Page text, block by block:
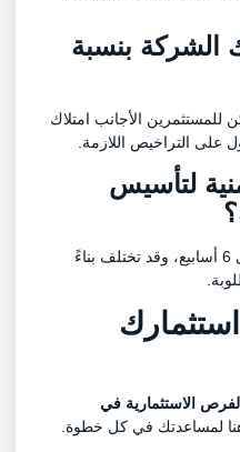
الشركة بنسبة
الأجانب امتلاك
لتأسيس
عادةً ما تستغرق العملية من 4 إلى 6 أسابيع، وقد تختلف بناءً
الاستثمارية في
لمساعدتك في كل خطوة.